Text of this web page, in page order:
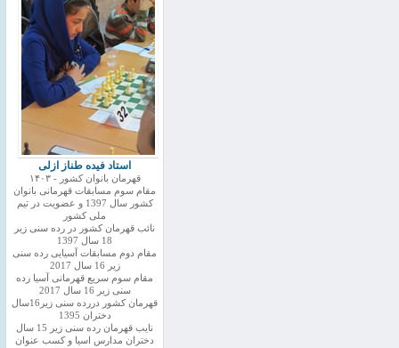
استاد فیده طناز ازلی
قهرمان بانوان کشور - ۱۴۰۳
مقام سوم مسابقات قهرمانی بانوان
کشور سال 1397 و عضویت در تیم
ملی کشور
نائب قهرمان کشور در رده سنی زیر
18 سال 1397
مقام دوم مسابقات آسیایی رده سنی
زیر 16 سال 2017
مقام سوم سریع قهرمانی آسیا رده
سنی زیر 16 سال 2017
قهرمان کشور دررده سنی زیر16سال
دختران 1395
نایب قهرمان رده سنی زیر 15 سال
دختران مدارس اسیا و کسب عنوان